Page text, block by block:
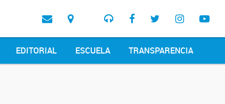
EDITORIAL ESCUELA TRANSPARENCIA